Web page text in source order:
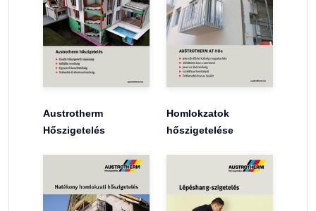
Austrotherm
Hőszigetelés
Homlokzatok
hőszigetelése